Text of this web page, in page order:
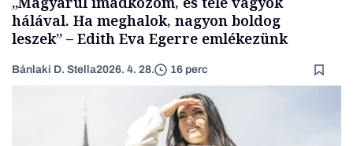
hálával. Ha meghalok, nagyon boldog
leszek” – Edith Eva Egerre emlékezünk
Bánlaki D. Stella2026. 4. 28. 16 perc